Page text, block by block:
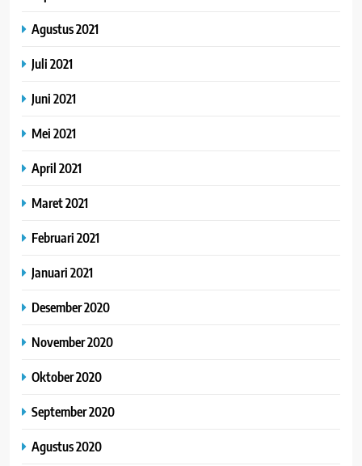
Agustus 2021
Juli 2021
Juni 2021
Mei 2021
April 2021
Maret 2021
Februari 2021
Januari 2021
Desember 2020
November 2020
Oktober 2020
September 2020
Agustus 2020